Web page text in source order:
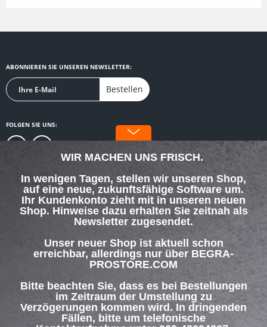
ABONNIEREN SIE UNSEREN NEWSLETTER:
Bestellen
FOLGEN SIE UNS:
WIR MACHEN UNS FRISCH.
In wenigen Tagen, stellen wir unseren Shop,
auf eine neue, zukunftsfähige Software um.
Ihr Kundenkonto zieht mit in unseren neuen
Shop. Hinweise dazu erhalten Sie zeitnah als
Newsletter zugesendet.
Unser neuer Shop ist aktuell schon
erreichbar, allerdings nur über BEGRA-
PROSTORE.COM
Bitte beachten Sie, dass es bei Bestellungen
im Zeitraum der Umstellung zu
Verzögerungen kommen wird. In dringenden
Fällen, bitte um telefonische
SERVICE HOTLINE
INFORMATIONEN
Über uns Hilfe / Support Kontakt